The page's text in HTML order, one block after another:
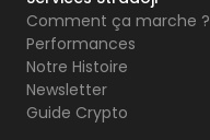
Comment ça marche ?
Performances
Notre Histoire
Newsletter
Guide Crypto